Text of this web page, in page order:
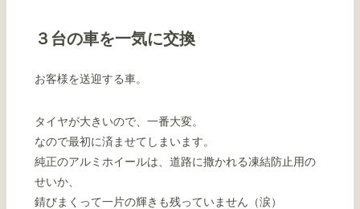
３台の車を一気に交換
お客様を送迎する車。
タイヤが大きいので、一番大変。
なので最初に済ませてしまいます。
純正のアルミホイールは、道路に撒かれる凍結防止用の
せいか、
錆びまくって一片の輝きも残っていません（涙）